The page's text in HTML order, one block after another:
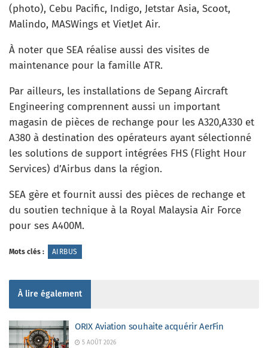
(photo), Cebu Pacific, Indigo, Jetstar Asia, Scoot,
Malindo, MASWings et VietJet Air.
À noter que SEA réalise aussi des visites de
maintenance pour la famille ATR.
Par ailleurs, les installations de Sepang Aircraft
Engineering comprennent aussi un important
magasin de pièces de rechange pour les A320,A330 et
A380 à destination des opérateurs ayant sélectionné
les solutions de support intégrées FHS (Flight Hour
Services) d’Airbus dans la région.
SEA gère et fournit aussi des pièces de rechange et
du soutien technique à la Royal Malaysia Air Force
pour ses A400M.
Mots clés : AIRBUS
À lire également
ORIX Aviation souhaite acquérir AerFin
5 AOÛT 2026